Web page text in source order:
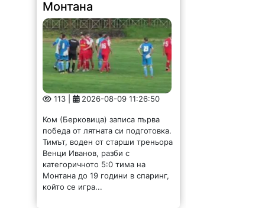
113 | 2026-08-09 11:26:50
Ком (Берковица) записа първа
победа от лятната си подготовка.
Тимът, воден от старши треньора
Венци Иванов, разби с
категоричното 5:0 тима на
Монтана до 19 години в спаринг,
който се игра...
Откриха нова база за